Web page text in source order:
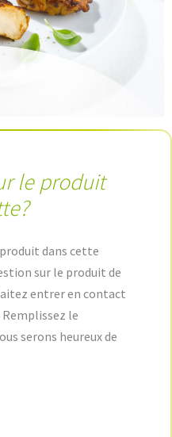
le produit
dans cette
sur le produit de
entrer en contact
Remplissez le
serons heureux de